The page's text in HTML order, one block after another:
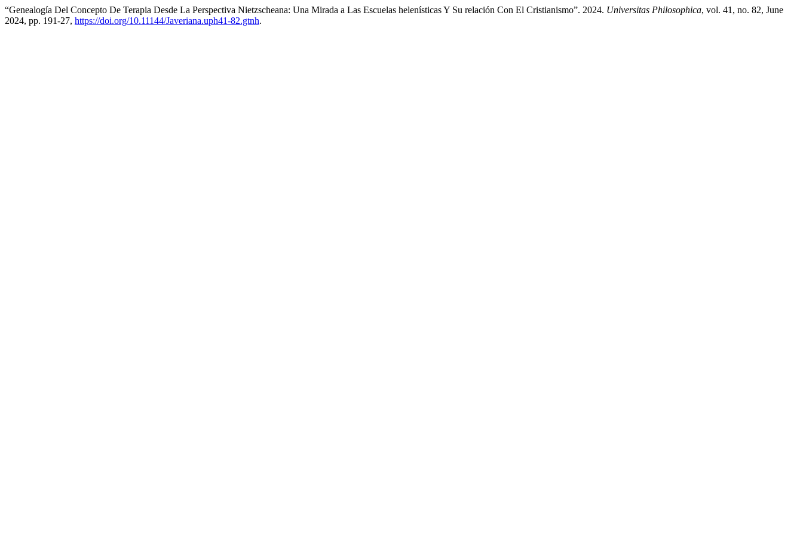
“Genealogía Del Concepto De Terapia Desde La Perspectiva Nietzscheana: Una Mirada a Las Escuelas helenísticas Y Su relación Con El Cristianismo”. 2024. Universitas Philosophica, vol. 41, no. 82, June
2024, pp. 191-27, https://doi.org/10.11144/Javeriana.uph41-82.gtnh.